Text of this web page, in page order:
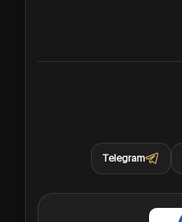
Telegram